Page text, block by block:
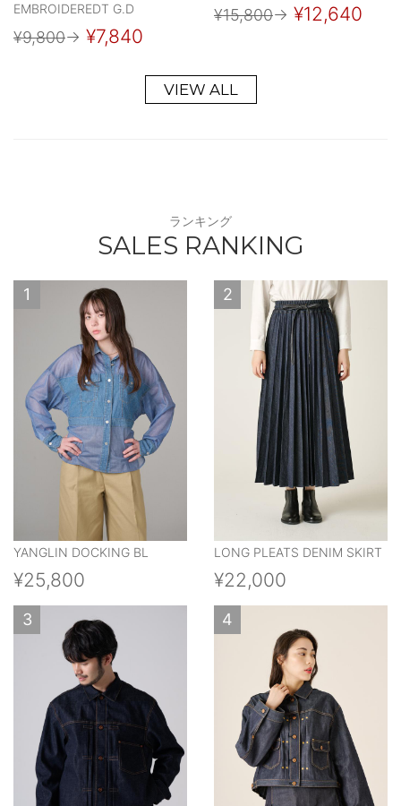
EMBROIDEREDT G.D
¥9,800→ ¥7,840
¥15,800→ ¥12,640
VIEW ALL
ランキング
SALES RANKING
1
YANGLIN DOCKING BL
¥25,800
2
LONG PLEATS DENIM SKIRT
¥22,000
3 4